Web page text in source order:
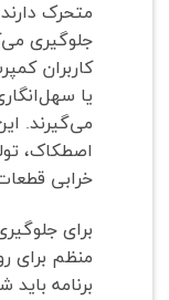
متحرک
جلوگیری
کاربران
یا
می‌گیرند.
اصطکاک،
خرابی
برای
منظم برای
برنامه